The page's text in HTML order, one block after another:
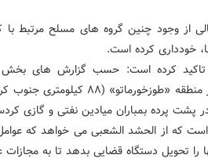
از وجود چنین گروه های مسلح مرتبط با
خودداری کرده است.
تاکید کرده است: حسب گزارش های بخش
مستقر در منطقه
پشت پرده بمباران میادین نفتی و گازی
که از الحشد الشعبی می خواهد که
را تحویل دستگاه قضایی بدهد تا به مجازات